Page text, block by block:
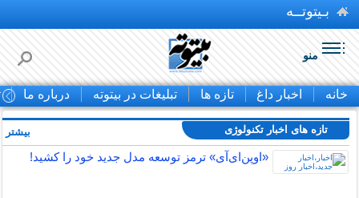
بـیتوتــه
منو
خانه اخبار داغ تازه ها تبلیغات در بیتوته درباره ما
تازه های اخبار تکنولوژی
«اوپن‌ای‌آی» ترمز توسعه مدل جدید خود را کشید!
بیشتر